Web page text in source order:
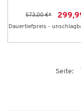
573,00 €*
Dauertiefpreis -
Seite: 1